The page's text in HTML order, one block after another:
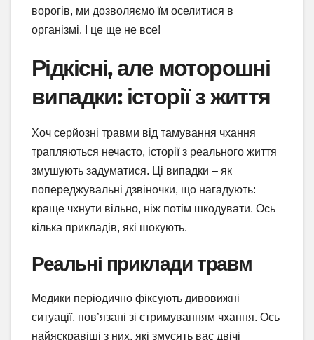
ворогів, ми дозволяємо їм оселитися в
організмі. І це ще не все!
Рідкісні, але моторошні
випадки: історії з життя
Хоч серйозні травми від тамування чхання
трапляються нечасто, історії з реального життя
змушують задуматися. Ці випадки – як
попереджувальні дзвіночки, що нагадують:
краще чхнути вільно, ніж потім шкодувати. Ось
кілька прикладів, які шокують.
Реальні приклади травм
Медики періодично фіксують дивовижні
ситуації, пов’язані зі стримуванням чхання. Ось
найяскравіші з них, які змусять вас двічі